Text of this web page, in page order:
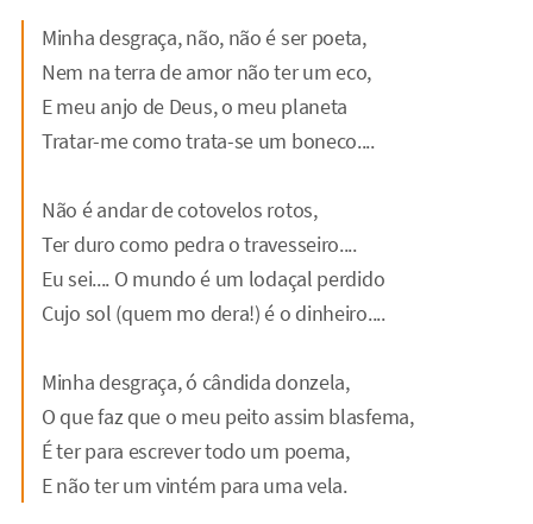
Minha desgraça, não, não é ser poeta,
Nem na terra de amor não ter um eco,
E meu anjo de Deus, o meu planeta
Tratar-me como trata-se um boneco....
Não é andar de cotovelos rotos,
Ter duro como pedra o travesseiro....
Eu sei.... O mundo é um lodaçal perdido
Cujo sol (quem mo dera!) é o dinheiro....
Minha desgraça, ó cândida donzela,
O que faz que o meu peito assim blasfema,
É ter para escrever todo um poema,
E não ter um vintém para uma vela.